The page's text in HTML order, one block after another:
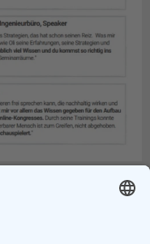
Dir Deine Vorbereitung